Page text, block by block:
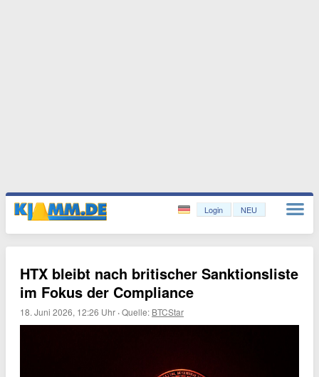
Login NEU
HTX bleibt nach britischer Sanktionsliste
im Fokus der Compliance
18. Juni 2026, 12:26 Uhr ·Quelle: BTCStar